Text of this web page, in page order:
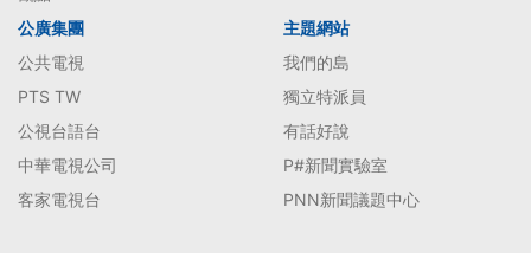
公廣集團
公共電視
PTS TW
公視台語台
中華電視公司
客家電視台
主題網站
我們的島
獨立特派員
有話好說
P#新聞實驗室
PNN新聞議題中心